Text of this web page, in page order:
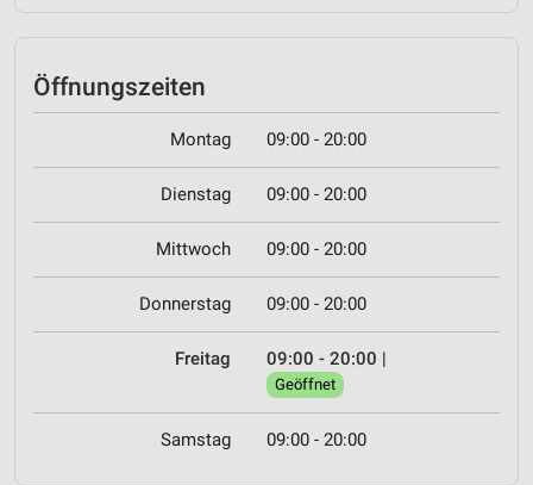
Öffnungszeiten
Montag 09:00 - 20:00
Dienstag 09:00 - 20:00
Mittwoch 09:00 - 20:00
Donnerstag 09:00 - 20:00
Freitag 09:00 - 20:00 |
Geöffnet
Samstag 09:00 - 20:00